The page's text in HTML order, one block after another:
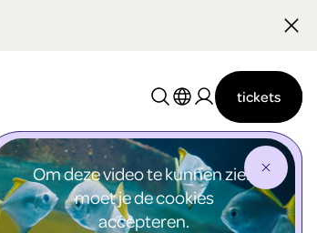
tickets
Om deze video te kunnen zien
moet je de cookies
accepteren.